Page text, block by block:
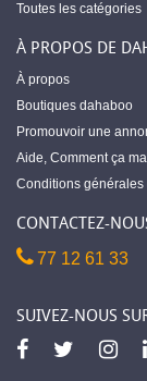
Toutes les catégories
À PROPOS DE
À propos
Boutiques dahaboo
Promouvoir une
Aide, Comment ça
Conditions générales
CONTACTEZ-
77 12 61 33
SUIVEZ-NOUS